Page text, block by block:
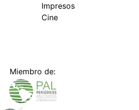
Impresos
Cine
Miembro de: